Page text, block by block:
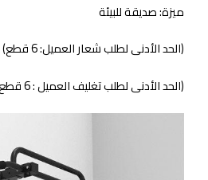
ميزة: صديقة للبيئة
(الحد الأدنى لطلب شعار العميل: 6 قطع)
(الحد الأدنى لطلب تغليف العميل : 6 قطع)